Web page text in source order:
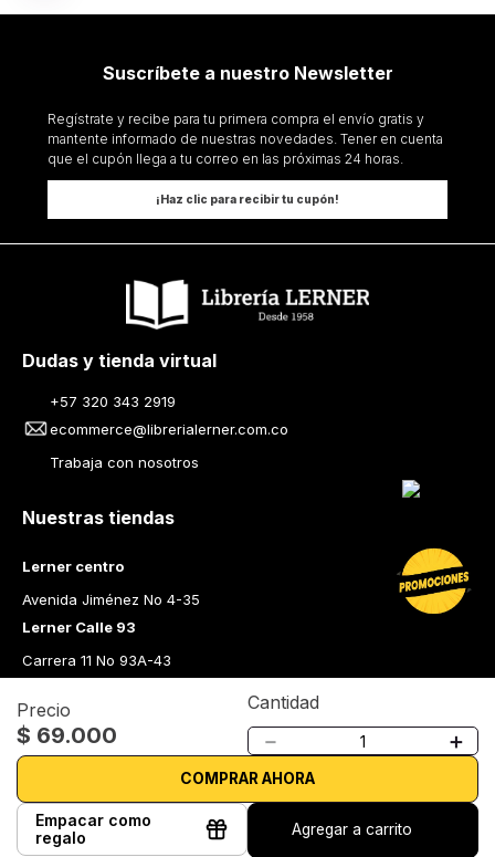
Precio
$ 69.000
Cantidad
＋
－
COMPRAR AHORA
Empacar como
regalo
Agregar a carrito
Suscríbete a nuestro Newsletter
Regístrate y recibe para tu primera compra el envío gratis y
mantente informado de nuestras novedades. Tener en cuenta
que el cupón llega a tu correo en las próximas 24 horas.
¡Haz clic para recibir tu cupón!
Dudas y tienda virtual
+57 320 343 2919
ecommerce@librerialerner.com.co
Trabaja con nosotros
Nuestras tiendas
Lerner centro
Avenida Jiménez No 4-35
Lerner Calle 93
Carrera 11 No 93A-43
Carrera 43 A No. 05 A - 113 Local 103 Edificio One Plaza PH
Medellín Colombia
Librería Lerner - Comprar libros en Colombia
Quiénes somos
Librerías